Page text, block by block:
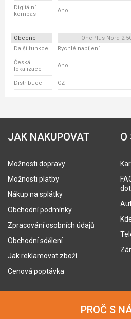
Digitální
kompas
Ano
Obecné OnePlus Nord 2
Další funkce
Rychlé nabíjení
Česká
lokalizace
Ano
Distribuce CZ
JAK NAKUPOVAT
Možnosti dopravy
Možnosti platby
Nákup na splátky
Obchodní podmínky
Zpracování osobních údajů
Obchodní sdělení
Jak reklamovat zboží
Cenová poptávka
O
PROČ S